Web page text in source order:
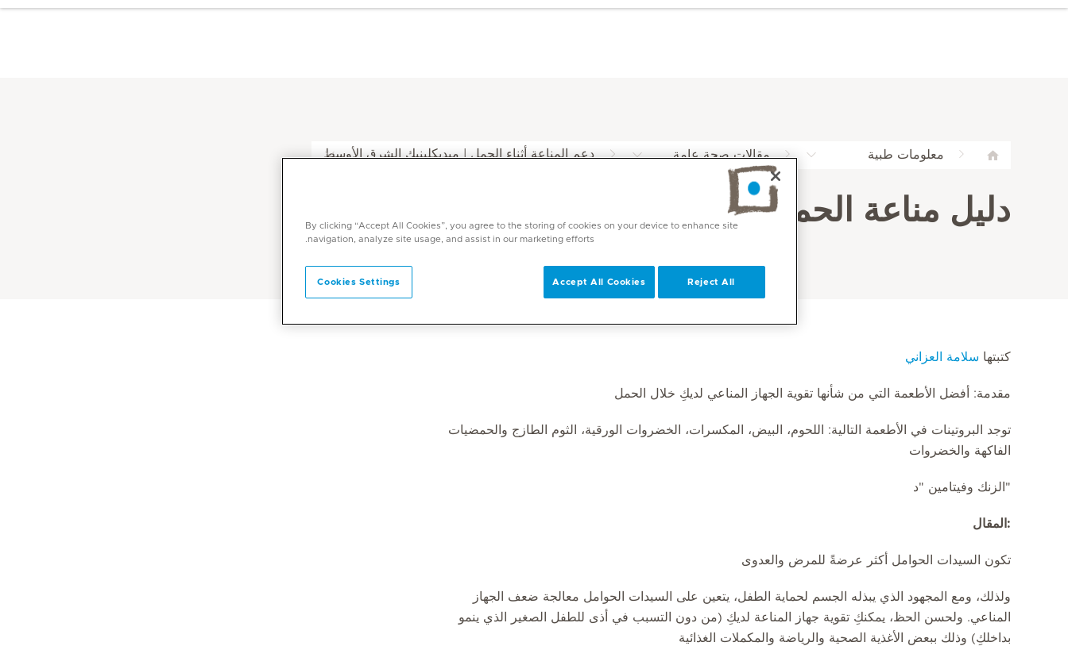
معلومات طبية مقالات صحة عامة دعم المناعة أثناء الحمل | ميديكلينيك الشرق الأوسط
دليل مناعة الحمل في ميديكلينيك
كتبتها سلامة العزاني
مقدمة: أفضل الأطعمة التي من شأنها تقوية الجهاز المناعي لديكِ خلال الحمل
توجد البروتينات في الأطعمة التالية: اللحوم، البيض، المكسرات، الخضروات الورقية، الثوم الطازج والحمضيات
الفاكهة والخضروات
"الزنك وفيتامين "د
:المقال
تكون السيدات الحوامل أكثر عرضةً للمرض والعدوى
ولذلك، ومع المجهود الذي يبذله الجسم لحماية الطفل، يتعين على السيدات الحوامل معالجة ضعف الجهاز
المناعي. ولحسن الحظ، يمكنكِ تقوية جهاز المناعة لديكِ (من دون التسبب في أذى للطفل الصغير الذي ينمو
بداخلكِ) وذلك ببعض الأغذية الصحية والرياضة والمكملات الغذائية
By clicking “Accept All Cookies”, you agree to the storing of cookies on your device to enhance site
navigation, analyze site usage, and assist in our marketing efforts.
Cookies Settings Reject All
Accept All Cookies